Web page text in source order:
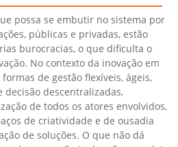
possa se embutir no sistema por
públicas e privadas, estão
burocracias, o que dificulta o
No contexto da inovação em
de gestão flexíveis, ágeis,
decisão descentralizadas,
de todos os atores envolvidos,
de criatividade e de ousadia
de soluções. O que não dá